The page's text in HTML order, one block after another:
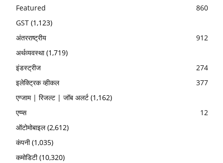
Featured
860
GST (1,123)
अंतरराष्ट्रीय
912
अर्थव्यवस्था(1,719)
इंडस्ट्रीज
274
इलेक्ट्रिक व्हीकल
377
एग्जाम | रिजल्ट | जॉब अलर्ट (1,162)
एप्प्स
12
ऑटोमोबाइल(2,612)
कंपनी(1,035)
कमोडिटी(10,320)